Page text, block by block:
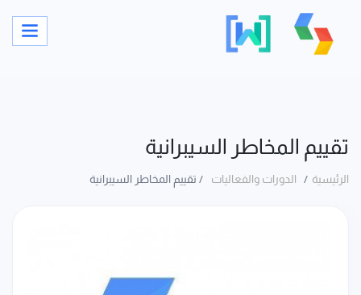
تقييم المخاطر السيبرانية
الرئيسية الدورات والفعاليات تقييم المخاطر السيبرانية